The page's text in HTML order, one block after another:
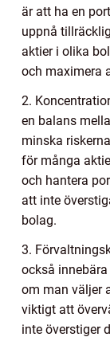
är att ha en
uppnå
aktier i olika
och maximera
2.
en balans
minska
för många
och hantera
att inte
bolag.
3.
också
om man väljer
viktigt att
inte överstiger